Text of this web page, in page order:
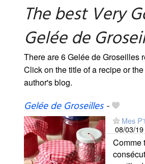
The best Very
Gelée de
There are 6 Gelée de Groseilles
Click on the title of a recipe or
author's blog.
Gelée de Groseilles-
Mes
08/03/19
Comme